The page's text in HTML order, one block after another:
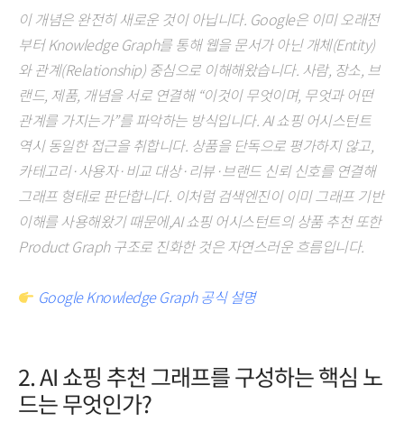
이 개념은 완전히 새로운 것이 아닙니다. Google은 이미 오래전
부터 Knowledge Graph를 통해 웹을 문서가 아닌 개체(Entity)
와 관계(Relationship) 중심으로 이해해왔습니다. 사람, 장소, 브
랜드, 제품, 개념을 서로 연결해 “이것이 무엇이며, 무엇과 어떤
관계를 가지는가”를 파악하는 방식입니다. AI 쇼핑 어시스턴트
역시 동일한 접근을 취합니다. 상품을 단독으로 평가하지 않고,
카테고리·사용자·비교 대상·리뷰·브랜드 신뢰 신호를 연결해
그래프 형태로 판단합니다. 이처럼 검색엔진이 이미 그래프 기반
이해를 사용해왔기 때문에,AI 쇼핑 어시스턴트의 상품 추천 또한
Product Graph 구조로 진화한 것은 자연스러운 흐름입니다.
Google Knowledge Graph 공식 설명
2. AI 쇼핑 추천 그래프를 구성하는 핵심 노
드는 무엇인가?